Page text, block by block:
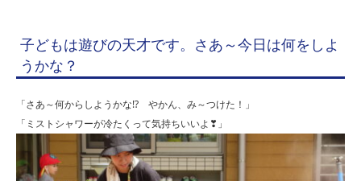
子どもは遊びの天才です。さあ～今日は何をしよ
うかな？
「さあ～何からしようかな⁉ やかん、み～つけた！」
「ミストシャワーが冷たくって気持ちいいよ❣」